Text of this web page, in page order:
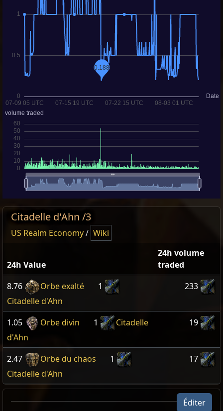
Citadelle d'Ahn /3
US Realm Economy/ Wiki
24h Value
24h volume
traded
8.76
Orbe exalté
1
Citadelle d'Ahn
233
1.05 Orbe divin 1
Citadelle
d'Ahn
19
2.47 Orbe du chaos
1
Citadelle d'Ahn
17
Éditer